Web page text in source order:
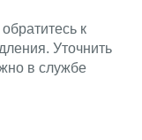
к
Уточнить
в службе